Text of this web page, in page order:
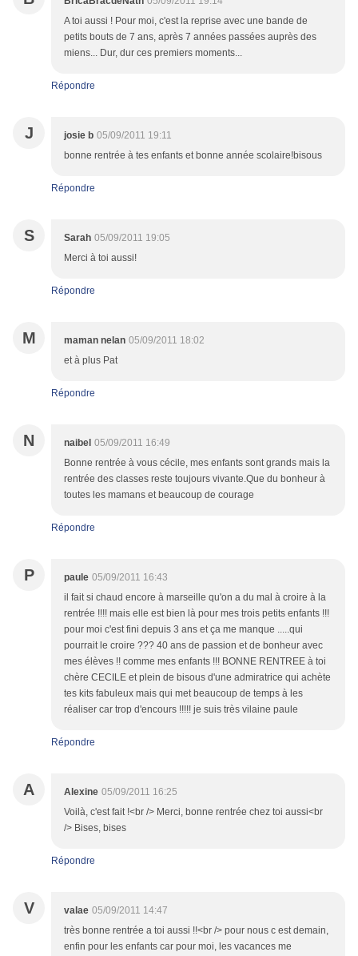
A toi aussi ! Pour moi, c'est la reprise avec une bande de
petits bouts de 7 ans, après 7 années passées auprès des
miens... Dur, dur ces premiers moments...
Répondre
J josie b 05/09/2011 19:11
bonne rentrée à tes enfants et bonne année scolaire!bisous
Répondre
S Sarah 05/09/2011 19:05
Merci à toi aussi!
Répondre
M maman nelan 05/09/2011 18:02
et à plus Pat
Répondre
N naibel 05/09/2011 16:49
Bonne rentrée à vous cécile, mes enfants sont grands mais la
rentrée des classes reste toujours vivante.Que du bonheur à
toutes les mamans et beaucoup de courage
Répondre
P paule 05/09/2011 16:43
il fait si chaud encore à marseille qu'on a du mal à croire à la
rentrée !!!! mais elle est bien là pour mes trois petits enfants !!!
pour moi c'est fini depuis 3 ans et ça me manque .....qui
pourrait le croire ??? 40 ans de passion et de bonheur avec
mes élèves !! comme mes enfants !!! BONNE RENTREE à toi
chère CECILE et plein de bisous d'une admiratrice qui achète
tes kits fabuleux mais qui met beaucoup de temps à les
réaliser car trop d'encours !!!!! je suis très vilaine paule
Répondre
A Alexine 05/09/2011 16:25
Voilà, c'est fait !<br /> Merci, bonne rentrée chez toi aussi<br
/> Bises, bises
Répondre
V valae 05/09/2011 14:47
très bonne rentrée a toi aussi !!<br /> pour nous c est demain,
enfin pour les enfants car pour moi, les vacances me